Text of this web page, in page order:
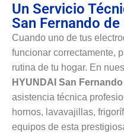
Un Servicio
San Fernando
Cuando uno de tus
funcionar correctamente,
rutina de tu hogar. En
HYUNDAI San
asistencia técnica
hornos, lavavajillas,
equipos de esta